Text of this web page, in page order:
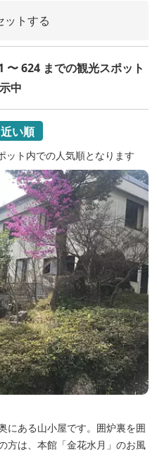
ットする
〜 624 までの観光スポット
中
近い順
ト内での人気順となります
にある山小屋です。囲炉裏を囲
方は、本館「金花水月」のお風